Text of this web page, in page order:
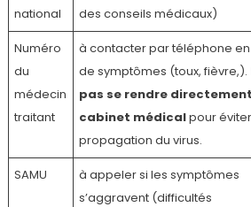
national
des conseils médicaux)
Numéro
du
médecin
traitant
à contacter par téléphone
de symptômes (toux, fièvre,).
pas se rendre
cabinet médicalpour
propagation du virus.
SAMU
à appeler si les symptômes
s’aggravent (difficultés